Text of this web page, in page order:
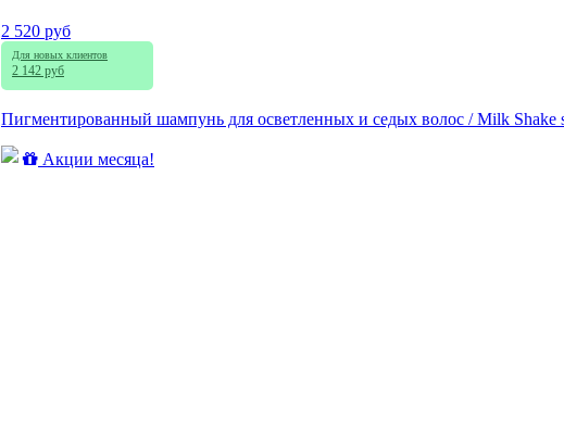
2 520 руб
Для новых клиентов
2 142 руб
Пигментированный шампунь для осветленных и седых волос / Milk Shake
Акции месяца!